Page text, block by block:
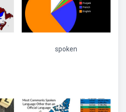
spoken